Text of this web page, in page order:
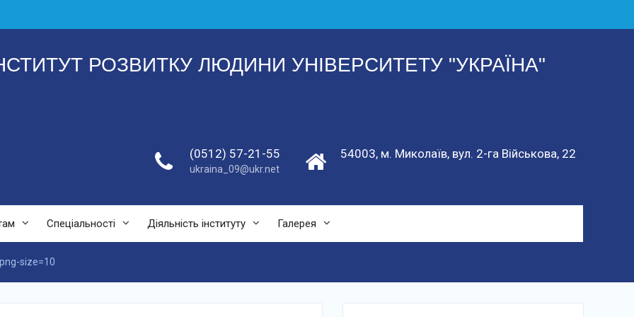
РОЗВИТКУ ЛЮДИНИ УНІВЕРСИТЕТУ "УКРАЇНА"
(0512) 57-21-55
ukraina_09@ukr.net
54003, м. Миколаїв, вул. 2-га Військова, 22
Спеціальності Діяльність інституту Галерея
size=10